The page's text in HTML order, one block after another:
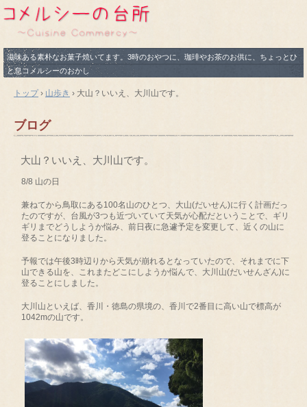
滋味ある素朴なお菓子焼いてます。3時のおやつに、珈琲やお茶のお供に、ちょっとひ
と息コメルシーのおかし
トップ› 山歩き › 大山？いいえ、大川山です。
ブログ
大山？いいえ、大川山です。
8/8 山の日
兼ねてから鳥取にある100名山のひとつ、大山(だいせん)に行く計画だっ
たのですが、台風が3つも近づいていて天気が心配だということで、ギリ
ギリまでどうしようか悩み、前日夜に急遽予定を変更して、近くの山に
登ることになりました。
予報では午後3時辺りから天気が崩れるとなっていたので、それまでに下
山できる山を、これまたどこにしようか悩んで、大川山(だいせんざん)に
登ることにしました。
大川山といえば、香川・徳島の県境の、香川で2番目に高い山で標高が
1042mの山です。